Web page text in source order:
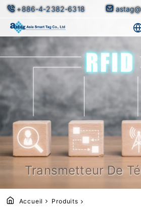
+886-4-2382-6318
Transmetteur De
Accueil
Produits